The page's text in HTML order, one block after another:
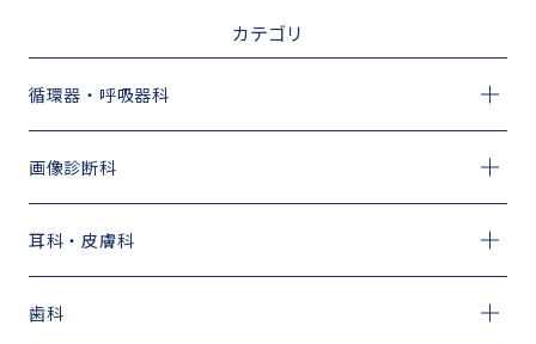
カテゴリ
循環器・呼吸器科
画像診断科
耳科・皮膚科
歯科